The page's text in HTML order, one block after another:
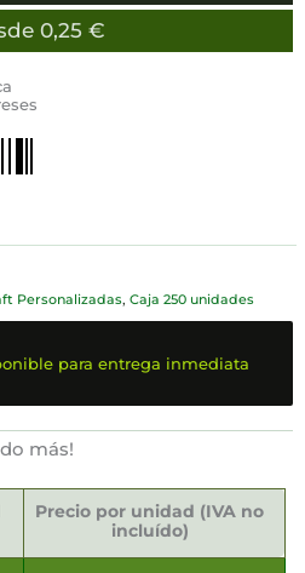
0,25 €
Personalizadas, Caja 250 unidades
para entrega inmediata
más!
Precio por unidad (IVA no
incluído)